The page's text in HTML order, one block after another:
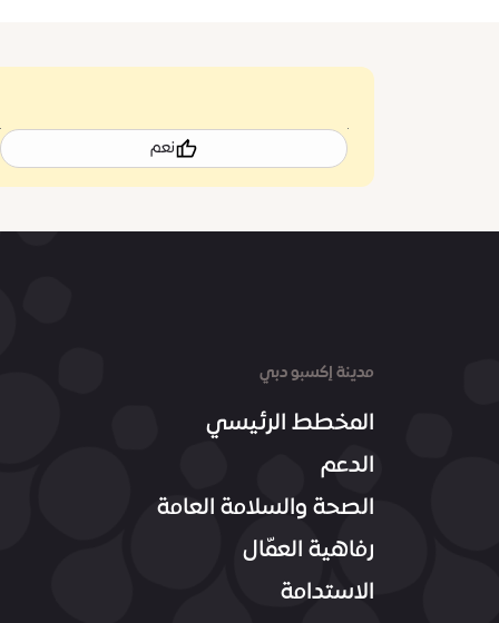
نعم
مدينة إكسبو دبي
المخطط الرئيسي
الدعم
الصحة والسلامة العامة
رفاهية العمّال
الاستدامة